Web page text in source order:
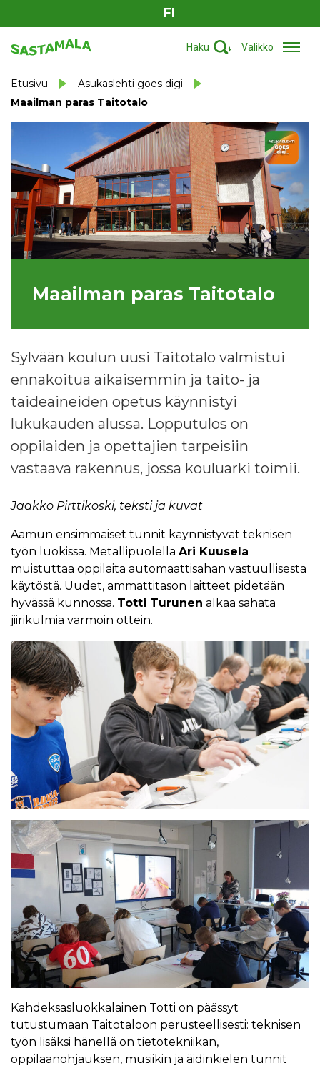
FI
Haku Valikko
Etusivu
Asukaslehti goes digi
Maailman paras Taitotalo
Maailman paras Taitotalo
Sylvään koulun uusi Taitotalo valmistui
ennakoitua aikaisemmin ja taito- ja
taideaineiden opetus käynnistyi
lukukauden alussa. Lopputulos on
oppilaiden ja opettajien tarpeisiin
vastaava rakennus, jossa kouluarki toimii.
Jaakko Pirttikoski, teksti ja kuvat
Aamun ensimmäiset tunnit käynnistyvät teknisen
työn luokissa. Metallipuolella Ari Kuusela
muistuttaa oppilaita automaattisahan vastuullisesta
käytöstä. Uudet, ammattitason laitteet pidetään
hyvässä kunnossa. Totti Turunen alkaa sahata
jiirikulmia varmoin ottein.
Kahdeksasluokkalainen Totti on päässyt
tutustumaan Taitotaloon perusteellisesti: teknisen
työn lisäksi hänellä on tietotekniikan,
oppilaanohjauksen, musiikin ja äidinkielen tunnit